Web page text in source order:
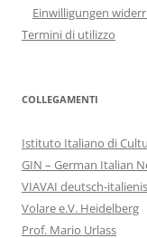
Einwilligungen
Termini di utilizzo
COLLEGAMENTI
Istituto Italiano di
GIN – German Italian
VIAVAI deutsch-
Volare e.V. Heidelberg
Prof. Mario Urlass